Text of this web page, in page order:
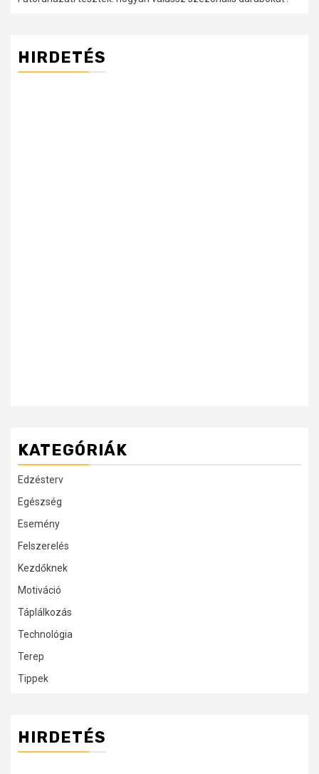
HIRDETÉS
KATEGÓRIÁK
Edzésterv
Egészség
Esemény
Felszerelés
Kezdőknek
Motiváció
Táplálkozás
Technológia
Terep
Tippek
HIRDETÉS